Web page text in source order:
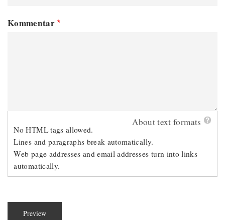
Kommentar
About text formats
No HTML tags allowed.
Lines and paragraphs break automatically.
Web page addresses and email addresses turn into links
automatically.